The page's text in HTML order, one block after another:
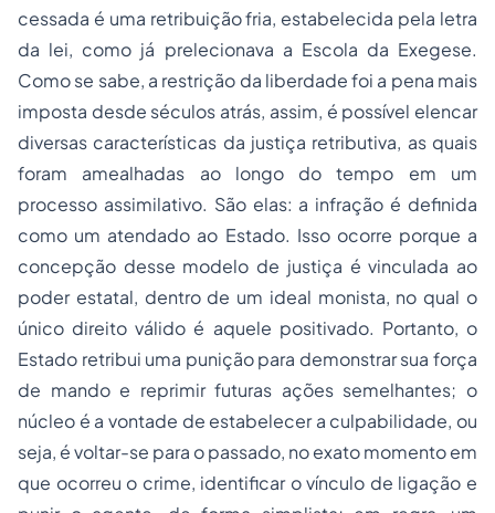
cessada é uma retribuição fria, estabelecida pela letra
da lei, como já prelecionava a Escola da Exegese.
Como se sabe, a restrição da liberdade foi a pena mais
imposta desde séculos atrás, assim, é possível elencar
diversas características da justiça retributiva, as quais
foram amealhadas ao longo do tempo em um
processo assimilativo. São elas: a infração é definida
como um atendado ao Estado. Isso ocorre porque a
concepção desse modelo de justiça é vinculada ao
poder estatal, dentro de um ideal monista, no qual o
único direito válido é aquele positivado. Portanto, o
Estado retribui uma punição para demonstrar sua força
de mando e reprimir futuras ações semelhantes; o
núcleo é a vontade de estabelecer a culpabilidade, ou
seja, é voltar-se para o passado, no exato momento em
que ocorreu o crime, identificar o vínculo de ligação e